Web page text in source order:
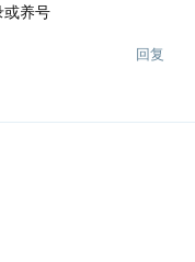
养号
回复